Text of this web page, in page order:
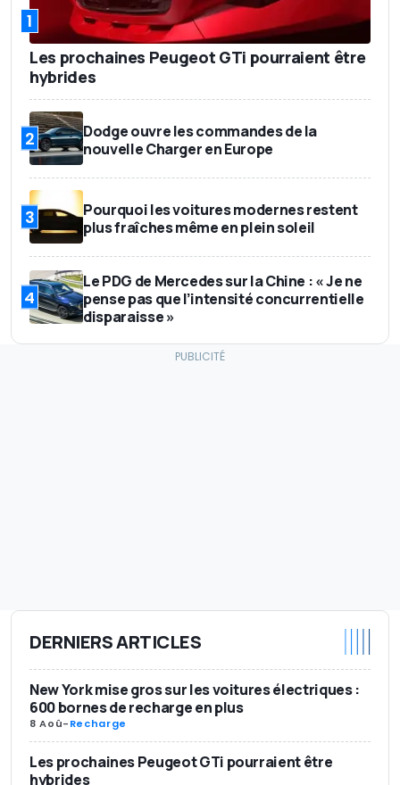
1
Les prochaines Peugeot GTi pourraient être
hybrides
2
Dodge ouvre les commandes de la
nouvelle Charger en Europe
3
Pourquoi les voitures modernes restent
plus fraîches même en plein soleil
4
Le PDG de Mercedes sur la Chine : « Je ne
pense pas que l’intensité concurrentielle
disparaisse »
DERNIERS ARTICLES
New York mise gros sur les voitures électriques :
600 bornes de recharge en plus
8 Aoû-Recharge
Les prochaines Peugeot GTi pourraient être
hybrides